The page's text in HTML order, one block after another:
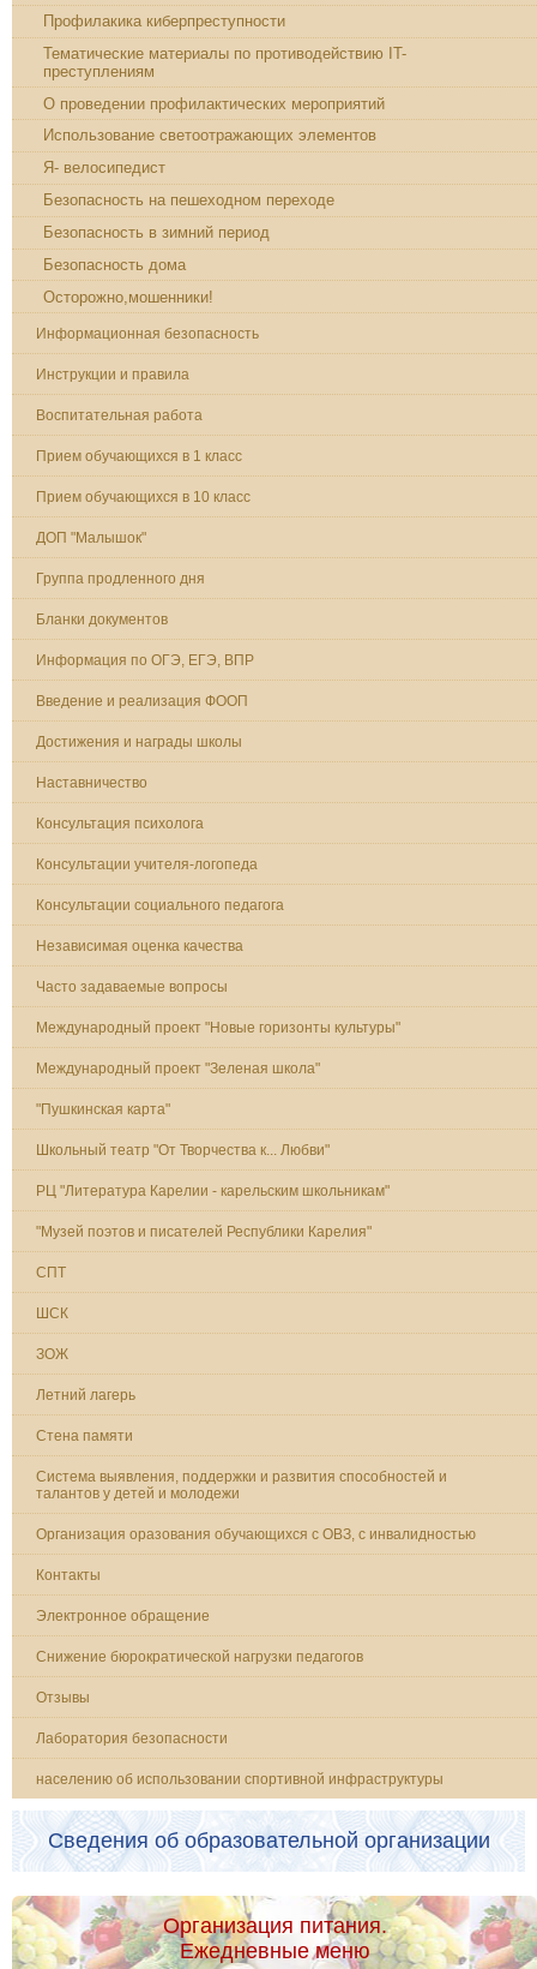
Профилакика киберпреступности
Тематические материалы по противодействию IT-
преступлениям
О проведении профилактических мероприятий
Использование светоотражающих элементов
Я- велосипедист
Безопасность на пешеходном переходе
Безопасность в зимний период
Безопасность дома
Осторожно,мошенники!
Информационная безопасность
Инструкции и правила
Воспитательная работа
Прием обучающихся в 1 класс
Прием обучающихся в 10 класс
ДОП "Малышок"
Группа продленного дня
Бланки документов
Информация по ОГЭ, ЕГЭ, ВПР
Введение и реализация ФООП
Достижения и награды школы
Наставничество
Консультация психолога
Консультации учителя-логопеда
Консультации социального педагога
Независимая оценка качества
Часто задаваемые вопросы
Международный проект "Новые горизонты культуры"
Международный проект "Зеленая школа"
"Пушкинская карта"
Школьный театр "От Творчества к... Любви"
РЦ "Литература Карелии - карельским школьникам"
"Музей поэтов и писателей Республики Карелия"
СПТ
ШСК
ЗОЖ
Летний лагерь
Стена памяти
Система выявления, поддержки и развития способностей и
талантов у детей и молодежи
Организация оразования обучающихся с ОВЗ, с инвалидностью
Контакты
Электронное обращение
Снижение бюрократической нагрузки педагогов
Отзывы
Лаборатория безопасности
населению об использовании спортивной инфраструктуры
Сведения об образовательной организации
Организация питания.
Ежедневные меню